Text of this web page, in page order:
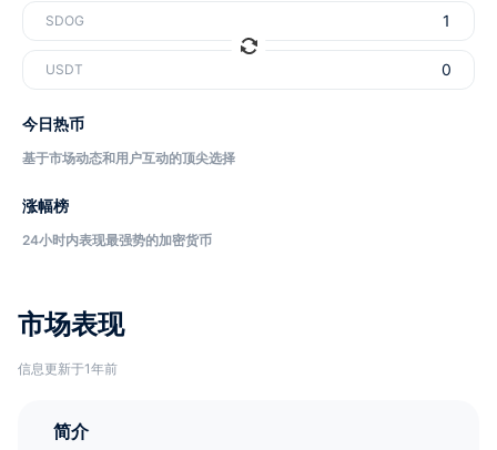
市场表现
信息更新于1年前
简介
SDOG
USDT
今日热币
基于市场动态和用户互动的顶尖选择
涨幅榜
24小时内表现最强势的加密货币